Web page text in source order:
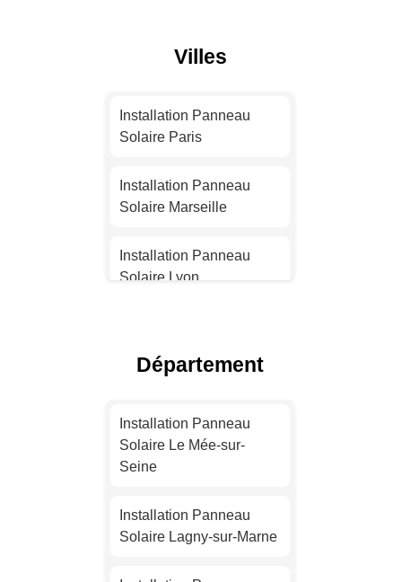
Villes
Installation Panneau
Solaire Paris
Installation Panneau
Solaire Marseille
Installation Panneau
Solaire Lyon
Solaire Nice
Installation Panneau
Installation Panneau
Département
Installation Panneau
Solaire Le Mée-sur-
Seine
Installation Panneau
Solaire Lagny-sur-Marne